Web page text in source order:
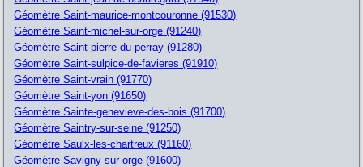
Géomètre Saint-maurice-montcouronne (91530)
Géomètre Saint-michel-sur-orge (91240)
Géomètre Saint-pierre-du-perray (91280)
Géomètre Saint-sulpice-de-favieres (91910)
Géomètre Saint-vrain (91770)
Géomètre Saint-yon (91650)
Géomètre Sainte-genevieve-des-bois (91700)
Géomètre Saintry-sur-seine (91250)
Géomètre Saulx-les-chartreux (91160)
Géomètre Savigny-sur-orge (91600)